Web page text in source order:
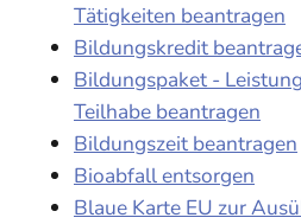
Tätigkeiten beantragen
Bildungskredit
Bildungspaket -
Teilhabe beantragen
Bildungszeit beantragen
Bioabfall entsorgen
Blaue Karte EU zur